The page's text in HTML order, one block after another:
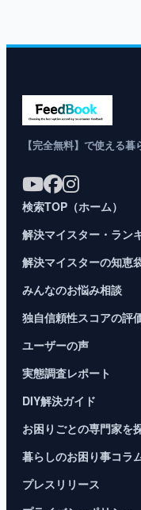
【完全無料】で使える
検索TOP（ホーム）
解決マイスター・ラン
解決マイスターの知恵
みんなのお悩み相談
独自信頼性スコアの評
ユーザーの声
実態調査レポート
DIY解決ガイド
お困りごとの専門家を
暮らしのお困り事コラ
プレスリリース